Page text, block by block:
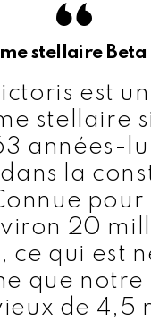
stellaire
est
stellaire
années-
dans la
pour
20
ce qui est
que notre
de 4,5